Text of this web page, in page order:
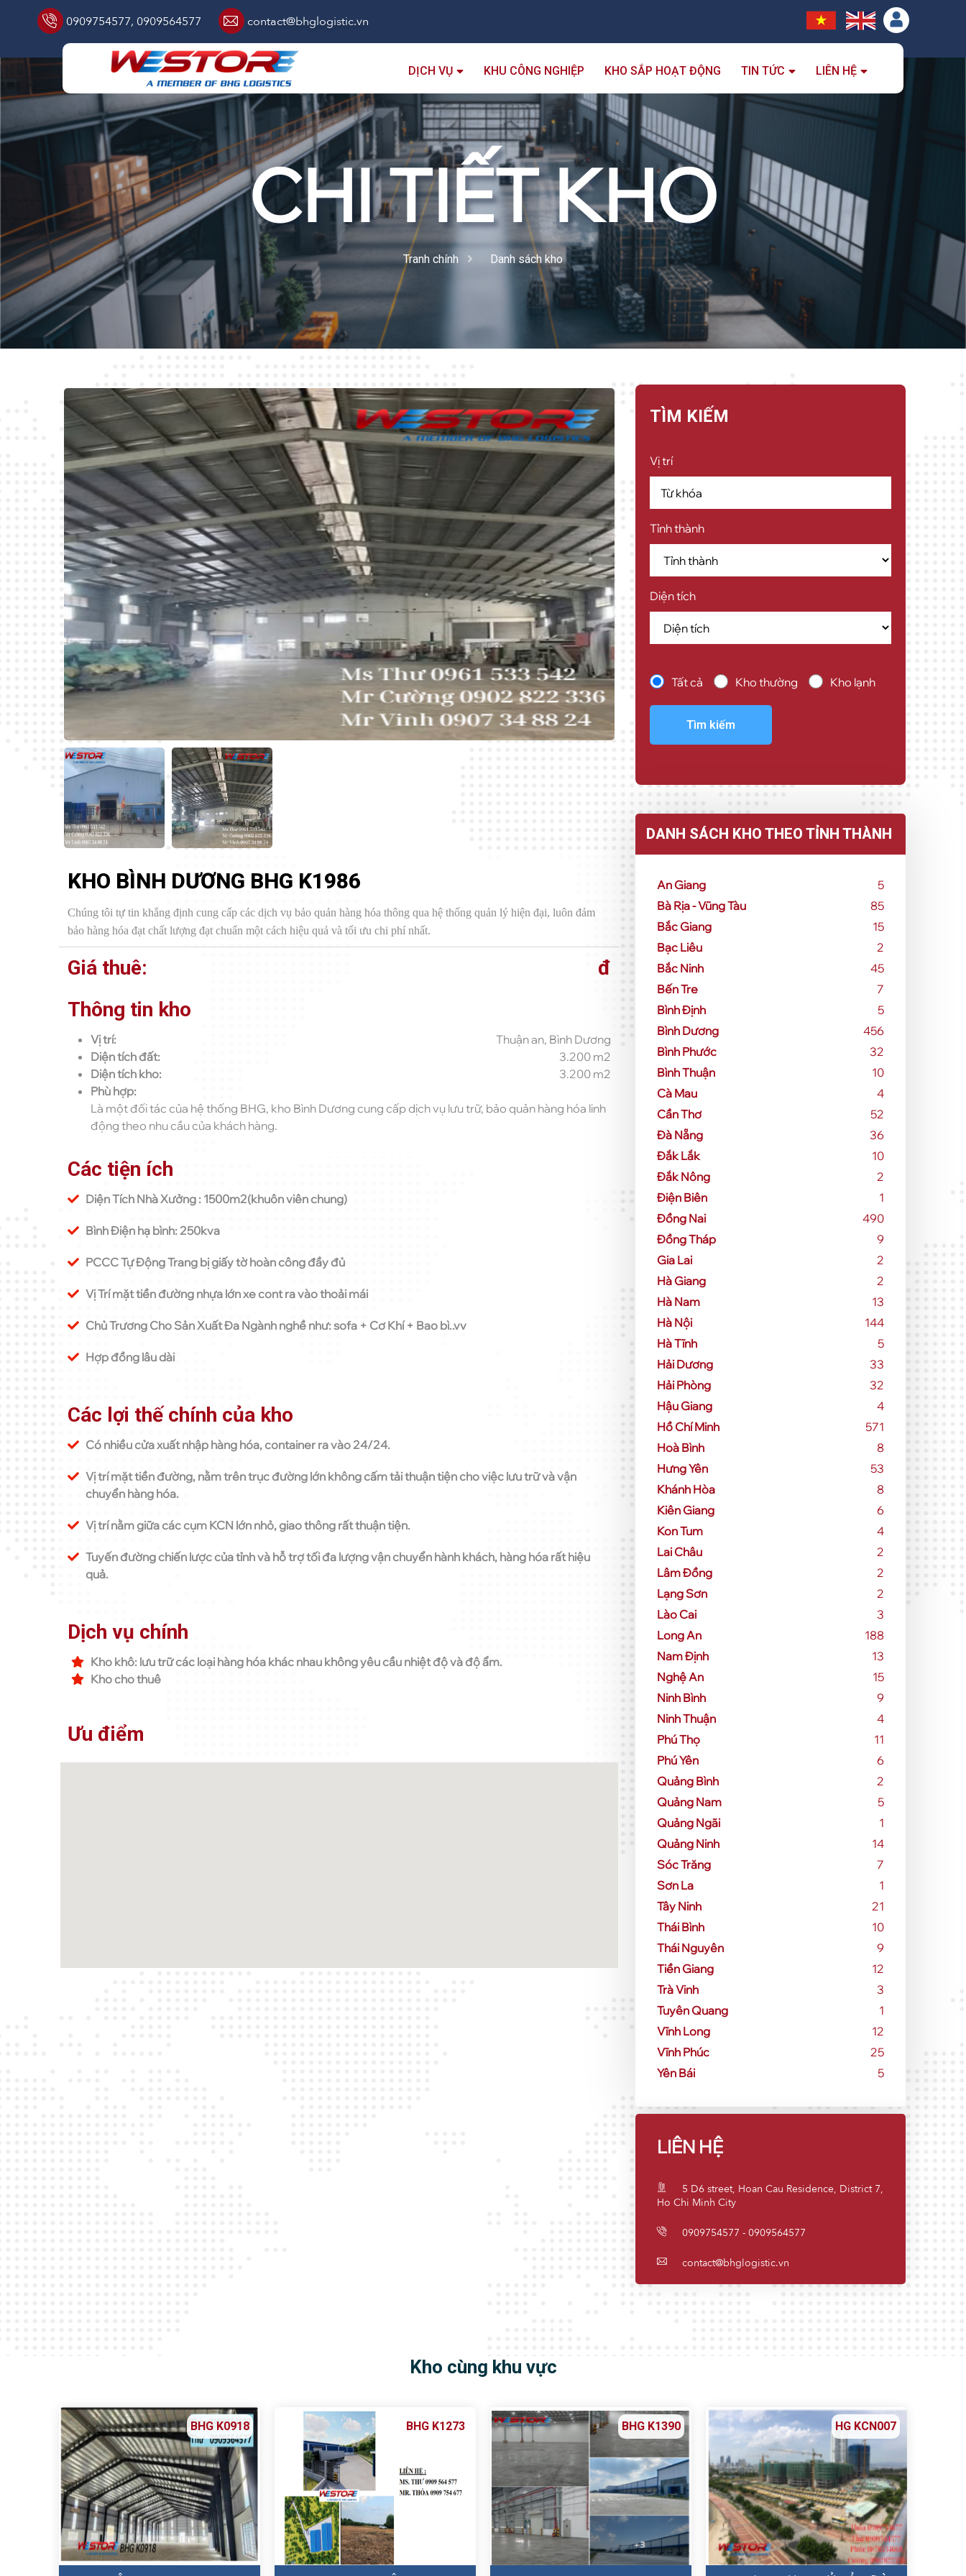
0909754577, 0909564577 contact@bhglogistic.vn
DỊCH VỤ KHU CÔNG NGHIỆP KHO SẮP HOẠT ĐỘNG TIN TỨC LIÊN HỆ
CHI TIẾT KHO
Tranh chính Danh sách kho
KHO BÌNH DƯƠNG BHG K1986
Chúng tôi tự tin khẳng định cung cấp các dịch vụ bảo quản hàng hóa thông qua hệ thống quản lý hiện đại, luôn đảm
bảo hàng hóa đạt chất lượng đạt chuẩn một cách hiệu quả và tối ưu chi phí nhất.
Giá thuê:
đ
Thông tin kho
Vị trí:
Thuận an, Bình Dương
Diện tích đất:
3.200 m2
Diện tích kho:
3.200 m2
Phù hợp:
Là một đối tác của hệ thống BHG, kho Bình Dương cung cấp dịch vụ lưu trữ, bảo quản hàng hóa linh
động theo nhu cầu của khách hàng.
Các tiện ích
Diện Tích Nhà Xưởng : 1500m2(khuôn viên chung)
Bình Điện hạ bình: 250kva
PCCC Tự Động Trang bị giấy tờ hoàn công đầy đủ
Vị Trí mặt tiền đường nhựa lớn xe cont ra vào thoải mái
Chủ Trương Cho Sản Xuất Đa Ngành nghề như: sofa + Cơ Khí + Bao bì..vv
Hợp đồng lâu dài
Các lợi thế chính của kho
Có nhiều cửa xuất nhập hàng hóa, container ra vào 24/24.
Vị trí mặt tiền đường, nằm trên trục đường lớn không cấm tải thuận tiện cho việc lưu trữ và vận
chuyển hàng hóa.
Vị trí nằm giữa các cụm KCN lớn nhỏ, giao thông rất thuận tiện.
Tuyến đường chiến lược của tỉnh và hỗ trợ tối đa lượng vận chuyển hành khách, hàng hóa rất hiệu
quả.
Dịch vụ chính
Kho khô: lưu trữ các loại hàng hóa khác nhau không yêu cầu nhiệt độ và độ ẩm.
Kho cho thuê
Ưu điểm
TÌM KIẾM
Vị trí
Tỉnh thành
Diện tích
Tất cả Kho thường Kho lạnh
Tìm kiếm
DANH SÁCH KHO THEO TỈNH THÀNH
An Giang
5
Bà Rịa - Vũng Tàu
85
Bắc Giang
15
Bạc Liêu
2
Bắc Ninh
45
Bến Tre
7
Bình Định
5
Bình Dương
456
Bình Phước
32
Bình Thuận
10
Cà Mau
4
Cần Thơ
52
Đà Nẵng
36
Đắk Lắk
10
Đắk Nông
2
Điện Biên
1
Đồng Nai
490
Đồng Tháp
9
Gia Lai
2
Hà Giang
2
Hà Nam
13
Hà Nội
144
Hà Tĩnh
5
Hải Dương
33
Hải Phòng
32
Hậu Giang
4
Hồ Chí Minh
571
Hoà Bình
8
Hưng Yên
53
Khánh Hòa
8
Kiên Giang
6
Kon Tum
4
Lai Châu
2
Lâm Đồng
2
Lạng Sơn
2
Lào Cai
3
Long An
188
Nam Định
13
Nghệ An
15
Ninh Bình
9
Ninh Thuận
4
Phú Thọ
11
Phú Yên
6
Quảng Bình
2
Quảng Nam
5
Quảng Ngãi
1
Quảng Ninh
14
Sóc Trăng
7
Sơn La
1
Tây Ninh
21
Thái Bình
10
Thái Nguyên
9
Tiền Giang
12
Trà Vinh
3
Tuyên Quang
1
Vĩnh Long
12
Vĩnh Phúc
25
Yên Bái
5
LIÊN HỆ
5 D6 street, Hoan Cau Residence, District 7,
Ho Chi Minh City
0909754577 - 0909564577
contact@bhglogistic.vn
Kho cùng khu vực
BHG K0918 BHG K1273 BHG K1390 HG KCN007